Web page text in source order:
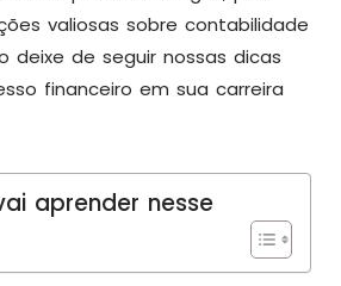
valiosas sobre contabilidade
deixe de seguir nossas dicas
financeiro em sua carreira
aprender nesse